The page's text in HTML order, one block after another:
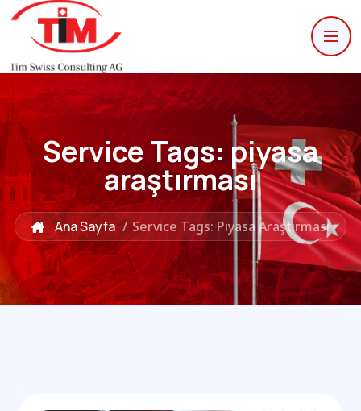
Service Tags:piyasa
araştırması
Ana Sayfa / Service Tags: Piyasa Araştırması